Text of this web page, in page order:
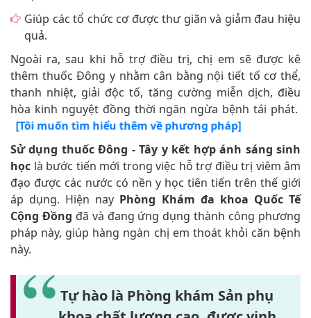
Ngoài ra, sau khi hỗ trợ điều trị, chị em sẽ được kê
thêm thuốc Đông y nhằm cân bằng nội tiết tố cơ thể,
thanh nhiệt, giải độc tố, tăng cường miễn dịch, điều
hòa kinh nguyệt đồng thời ngăn ngừa bệnh tái phát.
[Tôi muốn tìm hiểu thêm về phương pháp]
Sử dụng thuốc Đông - Tây y kết hợp ánh sáng sinh
học là bước tiến mới trong việc hỗ trợ điều trị viêm âm
đạo được các nước có nền y học tiên tiến trên thế giới
áp dụng. Hiện nayPhòng Khám đa khoa Quốc Tế
Cộng Đồngđã và đang ứng dụng thành công phương
pháp này, giúp hàng ngàn chị em thoát khỏi căn bệnh
này.
Tự hào là Phòng khám Sản phụ
danh là Top 5 địa chỉ y tế uy tín và
tốt nhất năm 2025, cùng với đó là